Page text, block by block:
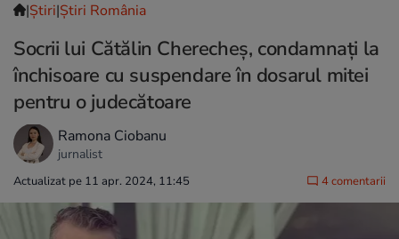
|Ştiri|Știri România
Socrii lui Cătălin Cherecheş, condamnaţi la
închisoare cu suspendare în dosarul mitei
pentru o judecătoare
Ramona Ciobanu
jurnalist
Actualizat pe 11 apr. 2024, 11:45 4 comentarii